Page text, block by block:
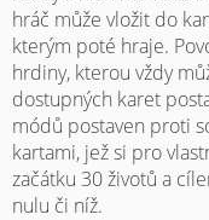
hráč může vložit do
kterým poté hraje.
hrdiny, kterou vždy
dostupných karet
módů postaven proti
kartami, jež si pro
začátku 30 životů a
nulu či níž.